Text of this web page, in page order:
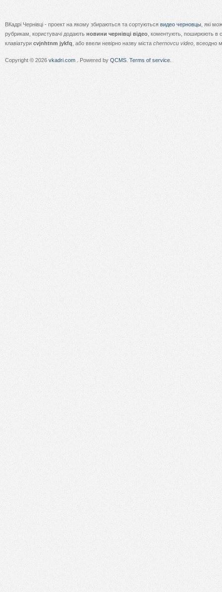
ВКадрі Чернівці - проект на якому збираються та сортуються видео черновцы , які
рубрикам, користувачі додають новини чернівці відео , коментують, поширюють в
клавіатури cvjnhtnm jykfq , або ввели невірно назву міста chernovcu video , всеодно
Copyright © 2026 vkadri.com . Powered by QCMS Terms of service.